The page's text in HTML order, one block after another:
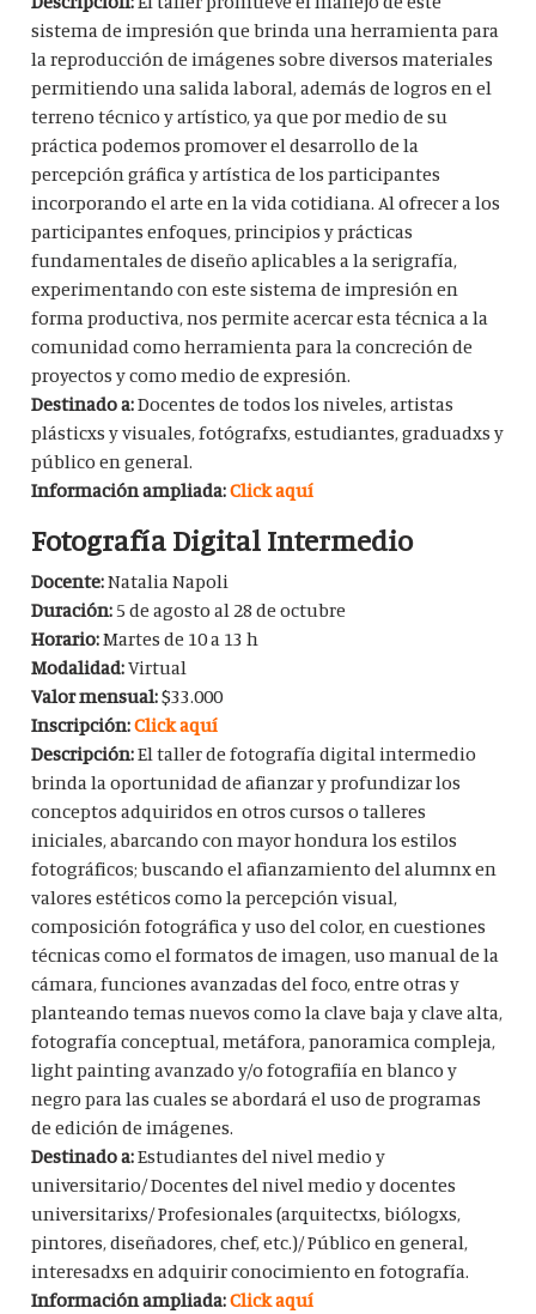
sistema de impresión que brinda una herramienta para
la reproducción de imágenes sobre diversos materiales
permitiendo una salida laboral, además de logros en el
terreno técnico y artístico, ya que por medio de su
práctica podemos promover el desarrollo de la
percepción gráfica y artística de los participantes
incorporando el arte en la vida cotidiana. Al ofrecer a los
participantes enfoques, principios y prácticas
fundamentales de diseño aplicables a la serigrafía,
experimentando con este sistema de impresión en
forma productiva, nos permite acercar esta técnica a la
comunidad como herramienta para la concreción de
proyectos y como medio de expresión.
Destinado a:Docentes de todos los niveles, artistas
plásticxs y visuales, fotógrafxs, estudiantes, graduadxs y
público en general.
Información ampliada:Click aquí
Fotografía Digital Intermedio
Docente:Natalia Napoli
Duración:5 de agosto al 28 de octubre
Horario:Martes de 10 a 13 h
Modalidad:Virtual
Valor mensual:$33.000
Inscripción:Click aquí
Descripción:El taller de fotografía digital intermedio
brinda la oportunidad de afianzar y profundizar los
conceptos adquiridos en otros cursos o talleres
iniciales, abarcando con mayor hondura los estilos
fotográficos; buscando el afianzamiento del alumnx en
valores estéticos como la percepción visual,
composición fotográfica y uso del color, en cuestiones
técnicas como el formatos de imagen, uso manual de la
cámara, funciones avanzadas del foco, entre otras y
planteando temas nuevos como la clave baja y clave alta,
fotografía conceptual, metáfora, panoramica compleja,
light painting avanzado y/o fotografiía en blanco y
negro para las cuales se abordará el uso de programas
de edición de imágenes.
Destinado a:Estudiantes del nivel medio y
universitario/ Docentes del nivel medio y docentes
universitarixs/ Profesionales (arquitectxs, biólogxs,
pintores, diseñadores, chef, etc.)/ Público en general,
interesadxs en adquirir conocimiento en fotografía.
Información ampliada:Click aquí